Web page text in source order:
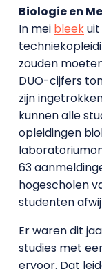
Biologie en
In mei bleekuit
zouden
DUO-cijfers
zijn
kunnen alle
opleidingen
63
hogescholen
studenten
Er waren dit
studies met
ervoor. Dat